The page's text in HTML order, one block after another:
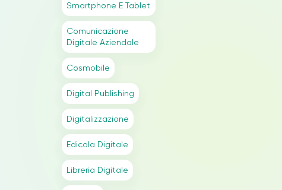
Smartphone E Tablet
Comunicazione
Digitale Aziendale
Cosmobile
Digital Publishing
Digitalizzazione
Edicola Digitale
Libreria Digitale